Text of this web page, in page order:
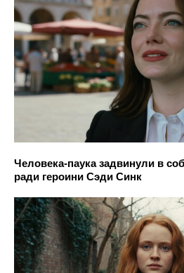
Человека-паука задвинули в
ради героини Сэди Синк